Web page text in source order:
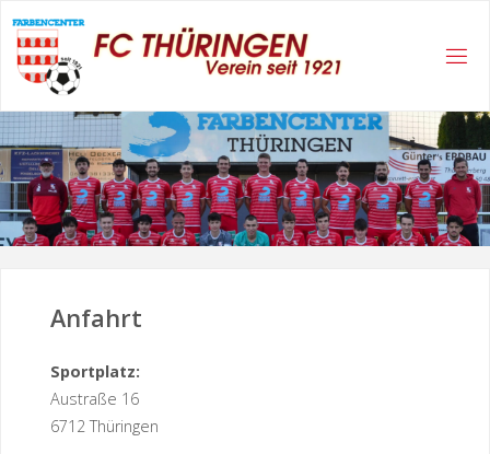
content
Anfahrt
Sportplatz:
Austraße 16
6712 Thüringen